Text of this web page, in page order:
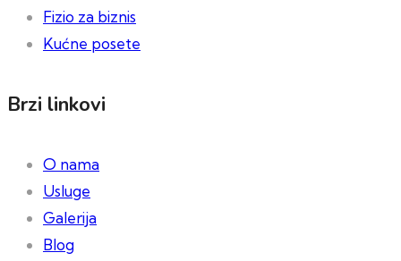
Fizio za biznis
Kućne posete
Brzi linkovi
O nama
Usluge
Galerija
Blog